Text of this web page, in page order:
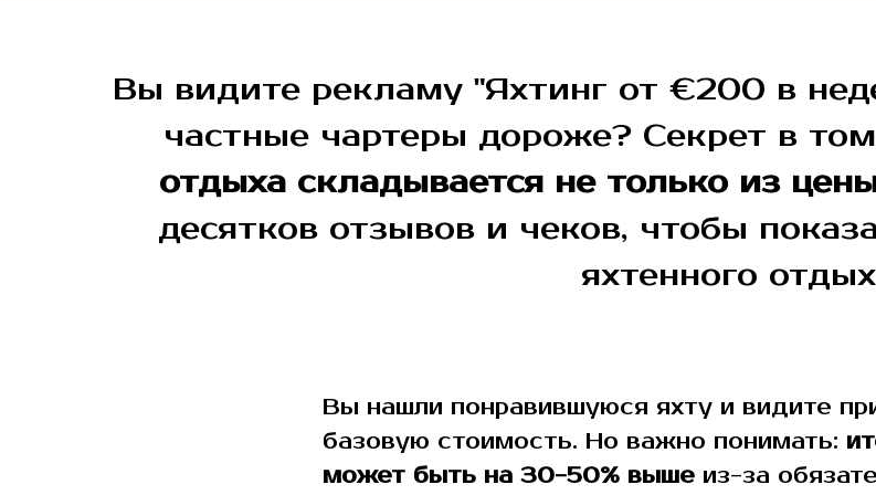
Вы видите рекламу "Яхтинг от €200 в
частные чартеры дороже? Секрет в
отдыха складывается не только из
десятков отзывов и чеков, чтобы
яхтенного
Вы нашли понравившуюся яхту и видите
базовую стоимость. Но важно понимать:
может быть на 30-50% выше из-за